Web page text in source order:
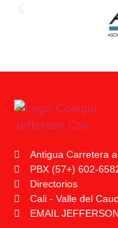
Antigua Carretera
PBX (57+) 602-
Directorios
Cali - Valle del
EMAIL JEFFERSON